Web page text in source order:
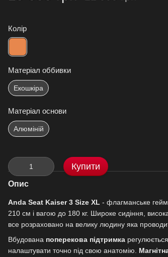
Колір
Матеріал оббивки
Екошкіра
Матеріал основи
Алюміній
Купити
Опис
Anda Seat Kaiser 3 Size XL - флагманське
210 см і вагою до 180 кг. Широке сидіння,
все розраховано на велику людину яка
Вбудована поперекова підтримка
налаштувати точно під свою анатомію.